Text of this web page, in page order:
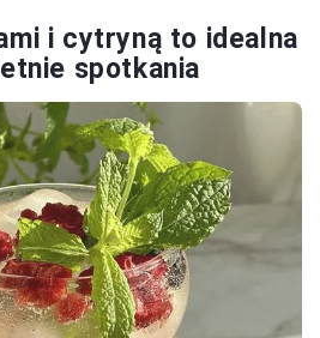
i cytryną to idealna
spotkania